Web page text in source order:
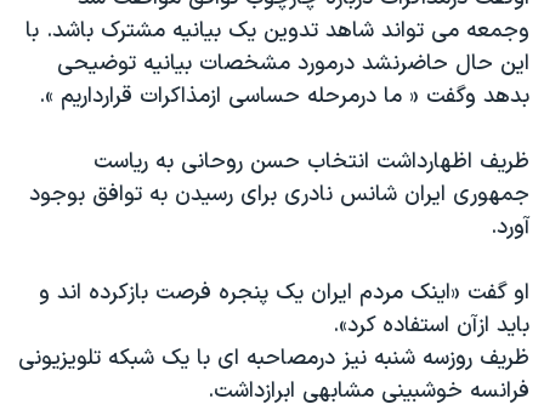
وجمعه می تواند شاهد تدوین یک بیانیه مشترک باشد. با
این حال حاضرنشد درمورد مشخصات بیانیه توضیحی
بدهد وگفت « ما درمرحله حساسی ازمذاکرات قرارداریم ».
ظریف اظهارداشت انتخاب حسن روحانی به ریاست
جمهوری ایران شانس نادری برای رسیدن به توافق بوجود
آورد.
او گفت «اینک مردم ایران یک پنجره فرصت بازکرده اند و
باید ازآن استفاده کرد».
ظریف روزسه شنبه نیز درمصاحبه ای با یک شبکه تلویزیونی
فرانسه خوشبینی مشابهی ابرازداشت.